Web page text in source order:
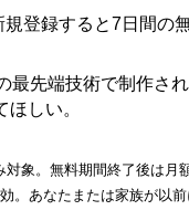
登録すると7日間の
先端技術で制作され
しい。
対象。無料期間終了後は
。あなたまたは家族が以